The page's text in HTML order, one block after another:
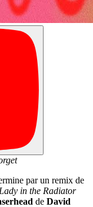
par un remix de
in the Radiator
de David